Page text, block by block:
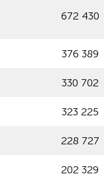
672 430
376 389
330 702
323 225
228 727
202 329